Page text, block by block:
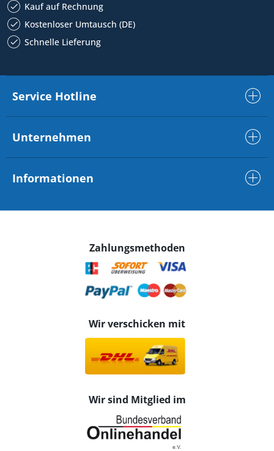
Kauf auf Rechnung
Kostenloser Umtausch (DE)
Schnelle Lieferung
Service Hotline
Unternehmen
Informationen
Zahlungsmethoden
Wir verschicken mit
Wir sind Mitglied im